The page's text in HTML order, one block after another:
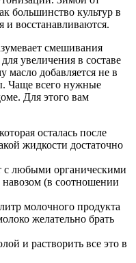
большинство культур в
и восстанавливаются.
смешивания
увеличения в составе
масло добавляется не в
Чаще всего нужные
Для этого вам
осталась после
жидкости достаточно
с любыми органическими
(в соотношении
молочного продукта
желательно брать
и растворить все это в